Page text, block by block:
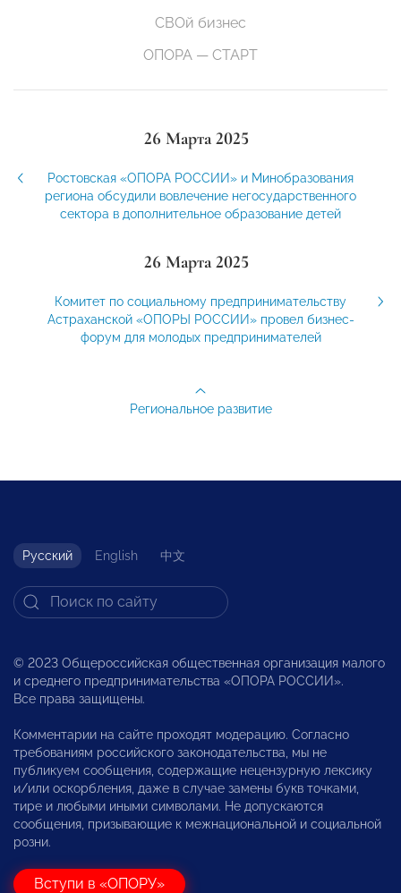
СВОй бизнес
ОПОРА — СТАРТ
26 Марта 2025
Ростовская «ОПОРА РОССИИ» и Минобразования
региона обсудили вовлечение негосударственного
сектора в дополнительное образование детей
26 Марта 2025
Комитет по социальному предпринимательству
Астраханской «ОПОРЫ РОССИИ» провел бизнес-
форум для молодых предпринимателей
Региональное развитие
Русский English 中文
© 2023 Общероссийская общественная организация малого
и среднего предпринимательства «ОПОРА РОССИИ».
Все права защищены.
Комментарии на сайте проходят модерацию. Согласно
требованиям российского законодательства, мы не
публикуем сообщения, содержащие нецензурную лексику
и/или оскорбления, даже в случае замены букв точками,
тире и любыми иными символами. Не допускаются
сообщения, призывающие к межнациональной и социальной
розни.
Вступи в «ОПОРУ»